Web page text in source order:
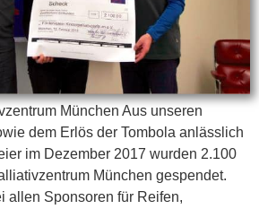
München Aus unseren
dem Erlös der Tombola anlässlich
im Dezember 2017 wurden 2.100
München gespendet.
allen Sponsoren für Reifen,